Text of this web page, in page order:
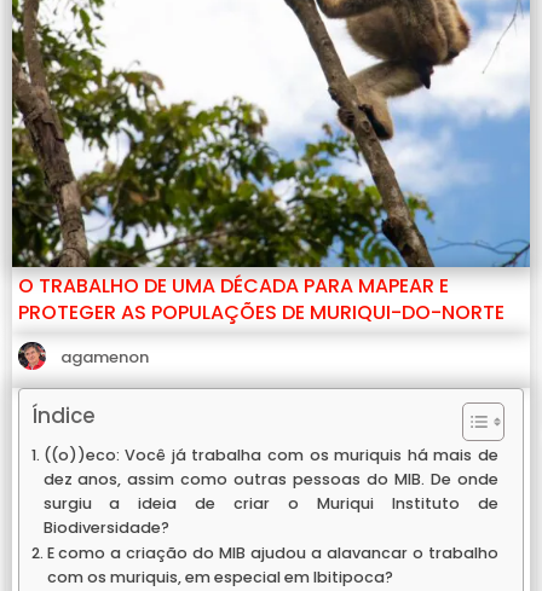
O TRABALHO DE UMA DÉCADA PARA MAPEAR E
PROTEGER AS POPULAÇÕES DE MURIQUI-DO-NORTE
agamenon
Índice
((o))eco: Você já trabalha com os muriquis há mais de
dez anos, assim como outras pessoas do MIB. De onde
surgiu a ideia de criar o Muriqui Instituto de
Biodiversidade?
E como a criação do MIB ajudou a alavancar o trabalho
com os muriquis, em especial em Ibitipoca?